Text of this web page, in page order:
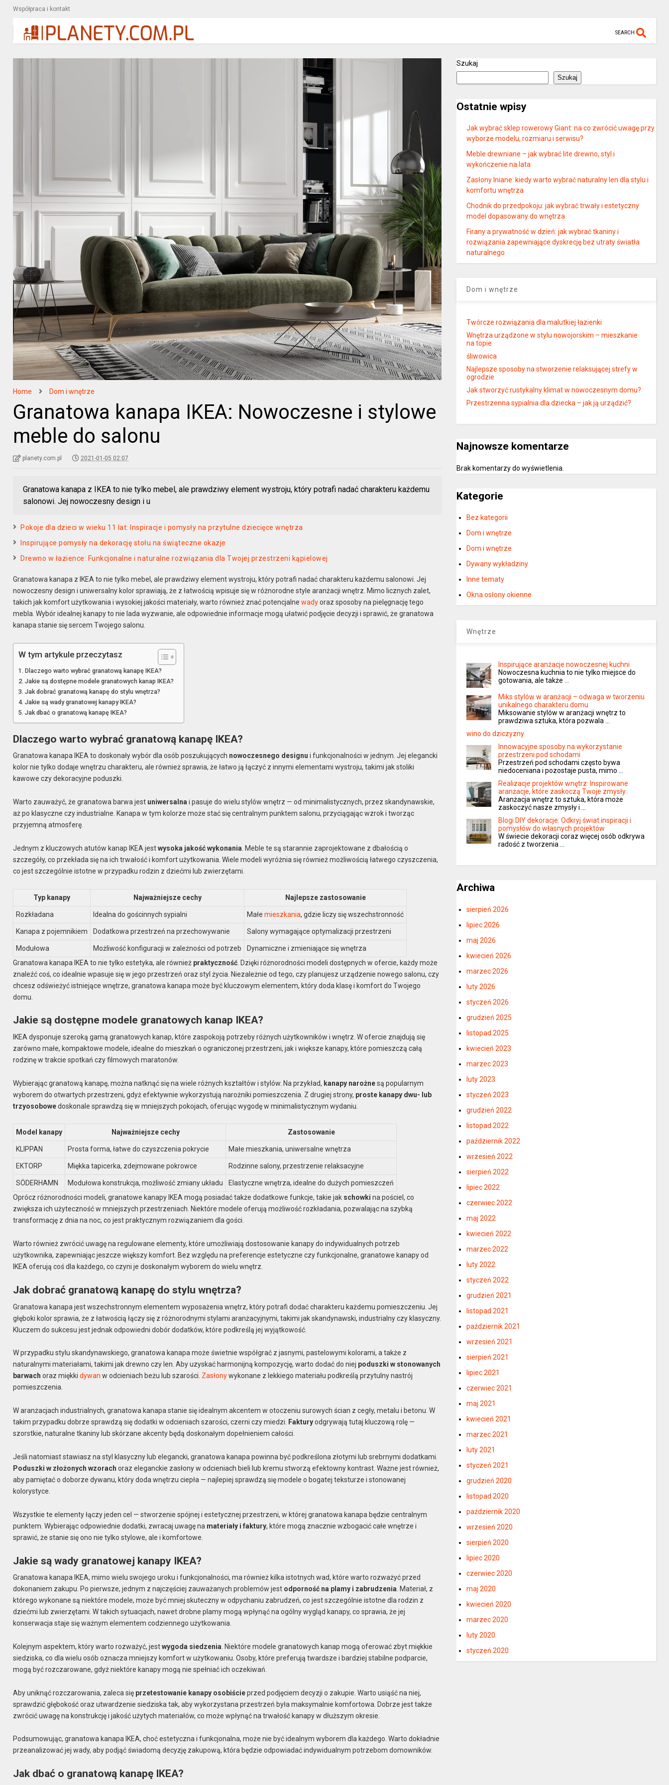
Współpraca i kontakt
SEARCH
Home Dom i wnętrze
Granatowa kanapa IKEA: Nowoczesne i stylowe
meble do salonu
planety.com.pl 2021-01-05 02:07
Granatowa kanapa z IKEA to nie tylko mebel, ale prawdziwy element wystroju, który potrafi nadać charakteru każdemu
salonowi. Jej nowoczesny design i u
Pokoje dla dzieci w wieku 11 lat: Inspiracje i pomysły na przytulne dziecięce wnętrza
Inspirujące pomysły na dekorację stołu na świąteczne okazje
Drewno w łazience: Funkcjonalne i naturalne rozwiązania dla Twojej przestrzeni kąpielowej
Granatowa kanapa z IKEA to nie tylko mebel, ale prawdziwy element wystroju, który potrafi nadać charakteru każdemu salonowi. Jej
nowoczesny design i uniwersalny kolor sprawiają, że z łatwością wpisuje się w różnorodne style aranżacji wnętrz. Mimo licznych zalet,
takich jak komfort użytkowania i wysokiej jakości materiały, warto również znać potencjalnewadyoraz sposoby na pielęgnację tego
mebla. Wybór idealnej kanapy to nie lada wyzwanie, ale odpowiednie informacje mogą ułatwić podjęcie decyzji i sprawić, że granatowa
kanapa stanie się sercem Twojego salonu.
W tym artykule przeczytasz
Dlaczego warto wybrać granatową kanapę IKEA?
Jakie są dostępne modele granatowych kanap IKEA?
Jak dobrać granatową kanapę do stylu wnętrza?
Jakie są wady granatowej kanapy IKEA?
Jak dbać o granatową kanapę IKEA?
Dlaczego warto wybrać granatową kanapę IKEA?
Granatowa kanapa IKEA to doskonały wybór dla osób poszukujących nowoczesnego designu i funkcjonalności w jednym. Jej elegancki
kolor nie tylko dodaje wnętrzu charakteru, ale również sprawia, że łatwo ją łączyć z innymi elementami wystroju, takimi jak stoliki
kawowe czy dekoracyjne poduszki.
Warto zauważyć, że granatowa barwa jest uniwersalna i pasuje do wielu stylów wnętrz — od minimalistycznych, przez skandynawskie,
aż po klasyczne czy industrialne. Kanapa w tym kolorze może stać się centralnym punktem salonu, przyciągając wzrok i tworząc
przyjemną atmosferę.
Jednym z kluczowych atutów kanap IKEA jestwysoka jakość wykonania . Meble te są starannie zaprojektowane z dbałością o
szczegóły, co przekłada się na ich trwałość i komfort użytkowania. Wiele modeli wyróżnia się również możliwością łatwego czyszczenia,
co jest szczególnie istotne w przypadku rodzin z dziećmi lub zwierzętami.
Typ kanapy Najważniejsze cechy Najlepsze zastosowanie
Rozkładana Idealna do gościnnych sypialni Małemieszkania, gdzie liczy się wszechstronność
Kanapa z pojemnikiem Dodatkowa przestrzeń na przechowywanie Salony wymagające optymalizacji przestrzeni
Modułowa Możliwość konfiguracji w zależności od potrzeb
Dynamiczne i zmieniające się wnętrza
Granatowa kanapa IKEA to nie tylko estetyka, ale również praktyczność . Dzięki różnorodności modeli dostępnych w ofercie, każdy może
znaleźć coś, co idealnie wpasuje się w jego przestrzeń oraz styl życia. Niezależnie od tego, czy planujesz urządzenie nowego salonu, czy
chcesz odświeżyć istniejące wnętrze, granatowa kanapa może być kluczowym elementem, który doda klasę i komfort do Twojego
domu.
Jakie są dostępne modele granatowych kanap IKEA?
IKEA dysponuje szeroką gamą granatowych kanap, które zaspokoją potrzeby różnych użytkowników i wnętrz. W ofercie znajdują się
zarówno małe, kompaktowe modele, idealne do mieszkań o ograniczonej przestrzeni, jak i większe kanapy, które pomieszczą całą
rodzinę w trakcie spotkań czy filmowych maratonów.
Wybierając granatową kanapę, można natknąć się na wiele różnych kształtów i stylów. Na przykład, kanapy narożnesą popularnym
wyborem do otwartych przestrzeni, gdyż efektywnie wykorzystują narożniki pomieszczenia. Z drugiej strony, proste kanapy dwu- lub
trzyosobowedoskonale sprawdzą się w mniejszych pokojach, oferując wygodę w minimalistycznym wydaniu.
Model kanapy Najważniejsze cechy Zastosowanie
KLIPPAN Prosta forma, łatwe do czyszczenia pokrycie Małe mieszkania, uniwersalne wnętrza
EKTORP Miękka tapicerka, zdejmowane pokrowce Rodzinne salony, przestrzenie relaksacyjne
SÖDERHAMN Modułowa konstrukcja, możliwość zmiany układu
Elastyczne wnętrza, idealne do dużych pomieszczeń
Oprócz różnorodności modeli, granatowe kanapy IKEA mogą posiadać także dodatkowe funkcje, takie jak schowki na pościel, co
zwiększa ich użyteczność w mniejszych przestrzeniach. Niektóre modele oferują możliwość rozkładania, pozwalając na szybką
transformację z dnia na noc, co jest praktycznym rozwiązaniem dla gości.
Warto również zwrócić uwagę na regulowane elementy, które umożliwiają dostosowanie kanapy do indywidualnych potrzeb
użytkownika, zapewniając jeszcze większy komfort. Bez względu na preferencje estetyczne czy funkcjonalne, granatowe kanapy od
IKEA oferują coś dla każdego, co czyni je doskonałym wyborem do wielu wnętrz.
Jak dobrać granatową kanapę do stylu wnętrza?
Granatowa kanapa jest wszechstronnym elementem wyposażenia wnętrz, który potrafi dodać charakteru każdemu pomieszczeniu. Jej
głęboki kolor sprawia, że z łatwością łączy się z różnorodnymi stylami aranżacyjnymi, takimi jak skandynawski, industrialny czy klasyczny.
Kluczem do sukcesu jest jednak odpowiedni dobór dodatków, które podkreślą jej wyjątkowość.
W przypadku stylu skandynawskiego, granatowa kanapa może świetnie współgrać z jasnymi, pastelowymi kolorami, a także z
naturalnymi materiałami, takimi jak drewno czy len. Aby uzyskać harmonijną kompozycję, warto dodać do niej poduszki w stonowanych
barwach oraz miękkidywan w odcieniach beżu lub szarości. Zasłonywykonane z lekkiego materiału podkreślą przytulny nastrój
pomieszczenia.
W aranżacjach industrialnych, granatowa kanapa stanie się idealnym akcentem w otoczeniu surowych ścian z cegły, metalu i betonu. W
takim przypadku dobrze sprawdzą się dodatki w odcieniach szarości, czerni czy miedzi.
Fakturyodgrywają tutaj kluczową rolę —
szorstkie, naturalne tkaniny lub skórzane akcenty będą doskonałym dopełnieniem całości.
Jeśli natomiast stawiasz na styl klasyczny lub elegancki, granatowa kanapa powinna być podkreślona złotymi lub srebrnymi dodatkami.
Poduszki w złożonych wzorach oraz eleganckie zasłony w odcieniach bieli lub kremu stworzą efektowny kontrast. Ważne jest również,
aby pamiętać o doborze dywanu, który doda wnętrzu ciepła — najlepiej sprawdzą się modele o bogatej teksturze i stonowanej
kolorystyce.
Wszystkie te elementy łączy jeden cel — stworzenie spójnej i estetycznej przestrzeni, w której granatowa kanapa będzie centralnym
punktem. Wybierając odpowiednie dodatki, zwracaj uwagę na materiały i faktury, które mogą znacznie wzbogacić całe wnętrze i
sprawić, że stanie się ono nie tylko stylowe, ale i komfortowe.
Jakie są wady granatowej kanapy IKEA?
Granatowa kanapa IKEA, mimo wielu swojego uroku i funkcjonalności, ma również kilka istotnych wad, które warto rozważyć przed
dokonaniem zakupu. Po pierwsze, jednym z najczęściej zauważanych problemów jest odporność na plamy i zabrudzenia . Materiał, z
którego wykonane są niektóre modele, może być mniej skuteczny w odpychaniu zabrudzeń, co jest szczególnie istotne dla rodzin z
dziećmi lub zwierzętami. W takich sytuacjach, nawet drobne plamy mogą wpłynąć na ogólny wygląd kanapy, co sprawia, że jej
konserwacja staje się ważnym elementem codziennego użytkowania.
Kolejnym aspektem, który warto rozważyć, jestwygoda siedzenia . Niektóre modele granatowych kanap mogą oferować zbyt miękkie
siedziska, co dla wielu osób oznacza mniejszy komfort w użytkowaniu. Osoby, które preferują twardsze i bardziej stabilne podparcie,
mogą być rozczarowane, gdyż niektóre kanapy mogą nie spełniać ich oczekiwań.
Aby uniknąć rozczarowania, zaleca się przetestowanie kanapy osobiścieprzed podjęciem decyzji o zakupie. Warto usiąść na niej,
sprawdzić głębokość oraz utwardzenie siedziska tak, aby wykorzystana przestrzeń była maksymalnie komfortowa. Dobrze jest także
zwrócić uwagę na konstrukcję i jakość użytych materiałów, co może wpłynąć na trwałość kanapy w dłuższym okresie.
Podsumowując, granatowa kanapa IKEA, choć estetyczna i funkcjonalna, może nie być idealnym wyborem dla każdego. Warto dokładnie
przeanalizować jej wady, aby podjąć świadomą decyzję zakupową, która będzie odpowiadać indywidualnym potrzebom domowników.
Jak dbać o granatową kanapę IKEA?
Szukaj
Szukaj
Ostatnie wpisy
Jak wybrać sklep rowerowy Giant: na co zwrócić uwagę przy
wyborze modelu, rozmiaru i serwisu?
Meble drewniane – jak wybrać lite drewno, styl i
wykończenie na lata
Zasłony lniane: kiedy warto wybrać naturalny len dla stylu i
komfortu wnętrza
Chodnik do przedpokoju: jak wybrać trwały i estetyczny
model dopasowany do wnętrza
Firany a prywatność w dzień: jak wybrać tkaniny i
rozwiązania zapewniające dyskrecję bez utraty światła
naturalnego
Dom i wnętrze
Twórcze rozwiązania dla malutkiej łazienki
Wnętrza urządzone w stylu nowojorskim – mieszkanie
na topie
śliwowica
Najlepsze sposoby na stworzenie relaksującej strefy w
ogrodzie
Jak stworzyć rustykalny klimat w nowoczesnym domu?
Przestrzenna sypialnia dla dziecka – jak ją urządzić?
Najnowsze komentarze
Brak komentarzy do wyświetlenia.
Kategorie
Bez kategorii
Dom i wnętrze
Dom i wnętrze
Dywany wykładziny
Inne tematy
Okna osłony okienne
Wnętrze
Inspirujące aranżacje nowoczesnej kuchni
Nowoczesna kuchnia to nie tylko miejsce do
gotowania, ale także …
Miks stylów w aranżacji – odwaga w tworzeniu
unikalnego charakteru domu
Miksowanie stylów w aranżacji wnętrz to
prawdziwa sztuka, która pozwala …
wino do dziczyzny
Innowacyjne sposoby na wykorzystanie
przestrzeni pod schodami
Przestrzeń pod schodami często bywa
niedoceniana i pozostaje pusta, mimo …
Realizacje projektów wnętrz: Inspirowane
aranżacje, które zaskoczą Twoje zmysły
Aranżacja wnętrz to sztuka, która może
zaskoczyć nasze zmysły i …
Blogi DIY dekoracje: Odkryj świat inspiracji i
pomysłów do własnych projektów
W świecie dekoracji coraz więcej osób odkrywa
radość z tworzenia …
Archiwa
sierpień 2026
lipiec 2026
maj 2026
kwiecień 2026
marzec 2026
luty 2026
styczeń 2026
grudzień 2025
listopad 2025
kwiecień 2023
marzec 2023
luty 2023
styczeń 2023
grudzień 2022
listopad 2022
październik 2022
wrzesień 2022
sierpień 2022
lipiec 2022
czerwiec 2022
maj 2022
kwiecień 2022
marzec 2022
luty 2022
styczeń 2022
grudzień 2021
listopad 2021
październik 2021
wrzesień 2021
sierpień 2021
lipiec 2021
czerwiec 2021
maj 2021
kwiecień 2021
marzec 2021
luty 2021
styczeń 2021
grudzień 2020
listopad 2020
październik 2020
wrzesień 2020
sierpień 2020
lipiec 2020
czerwiec 2020
maj 2020
kwiecień 2020
marzec 2020
luty 2020
styczeń 2020